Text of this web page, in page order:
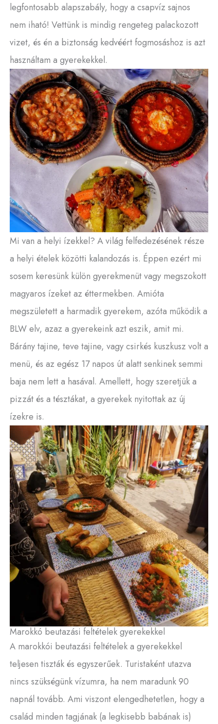
legfontosabb alapszabály, hogy a csapvíz sajnos
nem iható! Vettünk is mindig rengeteg palackozott
vizet, és én a biztonság kedvéért fogmosáshoz is azt
használtam a gyerekekkel.
Mi van a helyi ízekkel? A világ felfedezésének része
a helyi ételek közötti kalandozás is. Éppen ezért mi
sosem keresünk külön gyerekmenüt vagy megszokott
magyaros ízeket az éttermekben. Amióta
megszületett a harmadik gyerekem, azóta működik a
BLW elv, azaz a gyerekeink azt eszik, amit mi.
Bárány tajine, teve tajine, vagy csirkés kuszkusz volt a
menü, és az egész 17 napos út alatt senkinek semmi
baja nem lett a hasával. Amellett, hogy szeretjük a
pizzát és a tésztákat, a gyerekek nyitottak az új
ízekre is.
Marokkó beutazási feltételek gyerekekkel
A marokkói beutazási feltételek a gyerekekkel
teljesen tiszták és egyszerűek. Turistaként utazva
nincs szükségünk vízumra, ha nem maradunk 90
napnál tovább. Ami viszont elengedhetetlen, hogy a
család minden tagjának (a legkisebb babának is)